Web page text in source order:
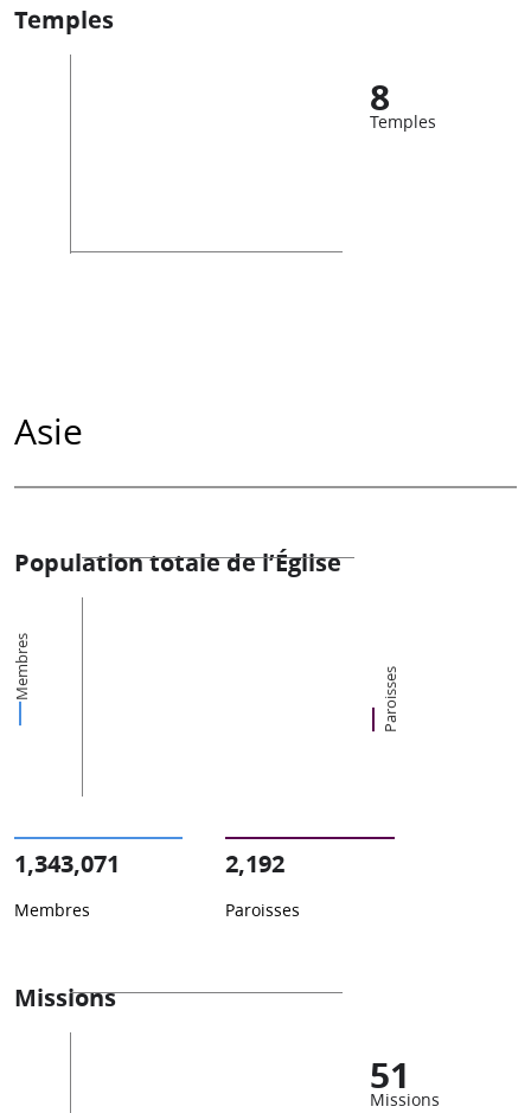
Temples
8
Temples
Asie
Population totale de l’Église
Membres Paroisses
1,343,071
Membres
2,192
Paroisses
Missions
51
Missions